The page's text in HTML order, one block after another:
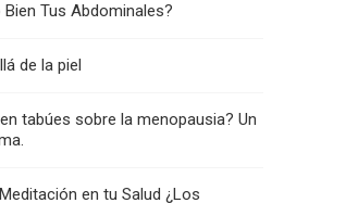
Tus Abdominales?
de la piel
tabúes sobre la menopausia? Un
en tu Salud ¿Los